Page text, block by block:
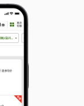
自由が丘１丁目
丁目